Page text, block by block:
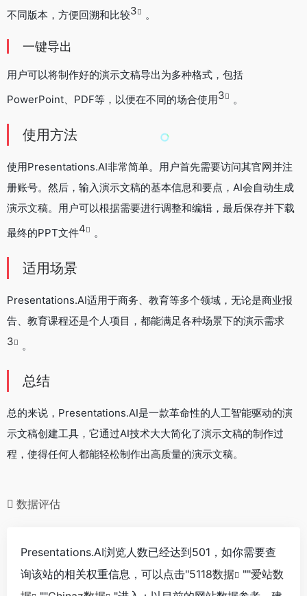
不同版本，方便回溯和比较3 。
一键导出
用户可以将制作好的演示文稿导出为多种格式，包括
PowerPoint、PDF等，以便在不同的场合使用3 。
使用方法
使用Presentations.AI非常简单。用户首先需要访问其官网并注
册账号。然后，输入演示文稿的基本信息和要点，AI会自动生成
演示文稿。用户可以根据需要进行调整和编辑，最后保存并下载
最终的PPT文件4 。
适用场景
Presentations.AI适用于商务、教育等多个领域，无论是商业报
告、教育课程还是个人项目，都能满足各种场景下的演示需求
3
。
总结
总的来说，Presentations.AI是一款革命性的人工智能驱动的演
示文稿创建工具，它通过AI技术大大简化了演示文稿的制作过
程，使得任何人都能轻松制作出高质量的演示文稿。
数据评估
Presentations.AI浏览人数已经达到501，如你需要查
询该站的相关权重信息，可以点击"5118数据 ""爱站数